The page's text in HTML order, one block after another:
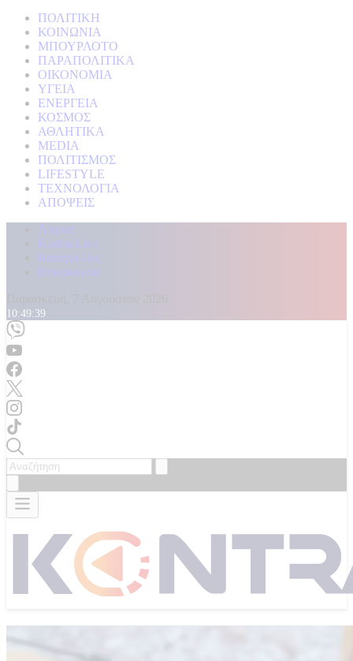
ΠΟΛΙΤΙΚΗ
ΚΟΙΝΩΝΙΑ
ΜΠΟΥΡΛΟΤΟ
ΠΑΡΑΠΟΛΙΤΙΚΑ
ΟΙΚΟΝΟΜΙΑ
ΥΓΕΙΑ
ΕΝΕΡΓΕΙΑ
ΚΟΣΜΟΣ
ΑΘΛΗΤΙΚΑ
MEDIA
ΠΟΛΙΤΙΣΜΟΣ
LIFESTYLE
ΤΕΧΝΟΛΟΓΙΑ
ΑΠΟΨΕΙΣ
Αρχική
Kontra Live
Καταγγελίες
Επικοινωνία
10:49:43